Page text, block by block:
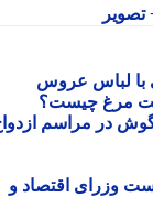
چیست؟
مراسم ازدواج
اقتصاد و